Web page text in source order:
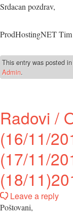
Srdacan pozdrav,
ProdHostingNET Tim
This entry was posted in
Admin.
Radovi /
(16/11/
(17/11/
(18/
Leave a reply
Poštovani,